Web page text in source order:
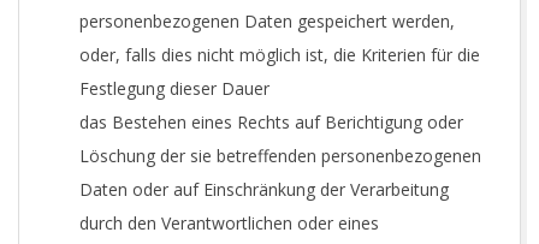
personenbezogenen Daten gespeichert werden,
oder, falls dies nicht möglich ist, die Kriterien für die
Festlegung dieser Dauer
das Bestehen eines Rechts auf Berichtigung oder
Löschung der sie betreffenden personenbezogenen
Daten oder auf Einschränkung der Verarbeitung
durch den Verantwortlichen oder eines